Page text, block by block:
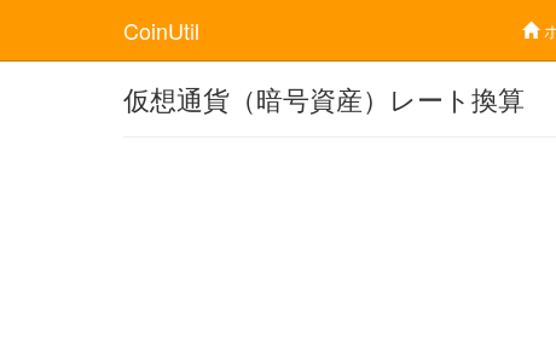
CoinUtil
仮想通貨（暗号資産）レート換算